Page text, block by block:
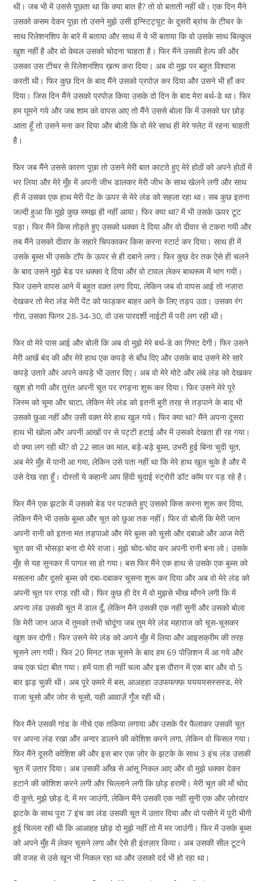
थी। जब भी में उससे पूछता था कि क्या बात है? तो वो बताती नहीं थी। एक दिन मैंने
उसको कसम देकर पूछा तो उसने मुझे उसी इन्स्टिट्यूट के दूसरी ब्रांच के टीचर के
साथ रिलेशनशिप के बारे में बताया और साथ में ये भी बताया कि वो उसके साथ बिल्कुल
खुश नहीं है और वो केवल उसको चोदना चाहता है। फिर मैंने उसकी हेल्प की और
उसका उस टीचर से रिलेशनशिप ख़त्म करा दिया। अब वो मुझ पर बहुत विश्वास
करती थी। फिर कुछ दिन के बाद मैंने उसको प्रपोज़ कर दिया और उसने भी हाँ कर
दिया। जिस दिन मैंने उसको प्रपोज़ किया उसके दो दिन के बाद मेरा बर्थ-डे था। फिर
हम घूमने गये और जब शाम को वापस आए तो मैंने उससे बोला कि में उसको घर छोड़
आता हूँ तो उसने मना कर दिया और बोली कि वो मेरे साथ ही मेरे फ्लेट में रहना चाहती
है।
फिर जब मैंने उससे कारण पूछा तो उसने मेरी बात काटते हुए मेरे होठों को अपने होठों में
भर लिया और मेरे मुँह में अपनी जीभ डालकर मेरी जीभ के साथ खेलने लगी और साथ
ही में उसका एक हाथ मेरी पेंट के ऊपर से मेरे लंड को सहला रहा था। सब कुछ इतना
जल्दी हुआ कि मुझे कुछ समझ ही नहीं आया। फिर क्या था? में भी उसके ऊपर टूट
पड़ा। फिर मैंने किस तोड़ते हुए उसको धक्का दे दिया और वो दीवार से टकरा गयी और
तब मैंने उसको दीवार के सहारे चिपकाकर किस करना स्टार्ट कर दिया। साथ ही में
उसके बूब्स भी उसके टॉप के ऊपर से ही दबाने लगा। फिर कुछ देर तक ऐसे ही चलने
के बाद उसने मुझे बेड पर धक्का दे दिया और वो टावल लेकर बाथरूम में भाग गयी।
फिर उसने वापस आने में बहुत वक़्त लगा दिया, लेकिन जब वो वापस आई तो नज़ारा
देखकर तो मेरा लंड मेरी पेंट को फाड़कर बाहर आने के लिए तड़प उठा। उसका रंग
गोरा, उसका फिगर 28-34-30, वो उस पारदर्शी नाईटी में परी लग रही थी।
फिर वो मेरे पास आई और बोली कि अब वो मुझे मेरे बर्थ-डे का गिफ्ट देगी। फिर उसने
मेरी आखें बंद की और मेरे हाथ एक कपड़े से बाँध दिए और उसके बाद उसने मेरे सारे
कपड़े उतारे और अपने कपड़े भी उतार दिए। अब वो मेरे मोटे और लंबे लंड को देखकर
खुश हो गयी और तुरंत अपनी चूत पर रगड़ना शुरू कर दिया। फिर उसने मेरे पूरे
जिस्म को चूमा और चाटा, लेकिन मेरे लंड को इतनी बुरी तरह से तड़पाने के बाद भी
उसको छुआ नहीं और उसी वक़्त मेरे हाथ खुल गये। फिर क्या था? मैंने अपना दूसरा
हाथ भी खोला और अपनी आखों पर से पट्टी हटाई और में उसको देखता ही रह गया।
वो क्या लग रही थी? वो 22 साल का माल, बड़े-बड़े बूब्स, उभरी हुई बिना चुदी चूत,
अब मेरे मुँह में पानी आ गया, लेकिन उसे पता नहीं था कि मेरे हाथ खुल चुके है और में
उसे देख रहा हूँ। दोस्तों ये कहानी आप हिंदी चुदाई स्ट्रोरी डॉट कॉम पर पड़ रहे है।
फिर मैंने एक झटके में उसको बेड पर पटकते हुए उसको किस करना शुरू कर दिया,
लेकिन मैंने भी उसके बूब्स और चूत को छुआ तक नहीं। फिर वो बोली कि मेरी जान
अपनी रानी को इतना मत तड़पाओ और मेरे बूब्स को चूसो और दबाओ और आज मेरी
चूत का भी भोसड़ा बना दो मेरे राजा। मुझे चोद-चोद कर अपनी रानी बना लो। उसके
मुँह से यह सुनकर में पागल सा हो गया। बस फिर मैंने एक हाथ से उसके एक बूब्स को
मसलना और दूसरे बूब्स को दबा-दबाकर चूसना शुरू कर दिया और अब वो मेरे लंड को
अपनी चूत पर रगड़ रही थी। फिर कुछ ही देर में वो मुझसे भीख माँगने लगी कि में
अपना लंड उसकी चूत में डाल दूँ, लेकिन मैंने उसकी एक नहीं सुनी और उसको बोला
कि मेरी जान आज में तुमको तभी चोदूंगा जब तुम मेरे लंड महाराज को चूस-चूसकर
खुश कर दोगी। फिर उसने मेरे लंड को अपने मुँह में लिया और आइसक्रीम की तरह
चूसने लग गयी। फिर 20 मिनट तक चूसने के बाद हम 69 पोज़िशन में आ गये और
कब एक घंटा बीत गया। हमें पता ही नहीं चला और इस दौरान में एक बार और वो 5
बार झड़ चुकी थी। अब पूरे कमरे में बस, आअहहा उउफफफ्फ़ ययययसस्सस्ड, मेरे
राजा चूसो और जोर से चूसो, यही आवाज़ें गूँज रही थी।
फिर मैंने उसकी गांड के नीचे एक तकिया लगाया और उसके पैर फैलाकर उसकी चूत
पर अपना लंड रखा और अन्दर डालने की कोशिश करने लगा, लेकिन वो फिसल गया।
फिर मैंने दूसरी कोशिश की और इस बार एक ज़ोर के झटके के साथ 3 इंच लंड उसकी
चूत में उतार दिया। अब उसकी आँख से आंसू निकल आए और वो मुझे धक्का देकर
हटाने की कोशिश करने लगी और चिल्लाने लगी कि छोड़ हरामी। मेरी चूत की माँ चोद
दी कुत्ते, मुझे छोड़ दे, में मर जाउंगी, लेकिन मैंने उसकी एक नहीं सुनी एक और ज़ोरदार
झटके के साथ पूरा 7 इंच का लंड उसकी चूत में उतार दिया और वो पसीने में पूरी भीगी
हुई चिल्ला रही थी कि आआहह छोड़ दो मुझे नहीं तो में मर जाउंगी। फिर में उसके बूब्स
को अपने मुँह में लेकर चूसने लगा और ऐसे ही इंतज़ार किया। अब उसकी सील टूटने
की वजह से उसे खून भी निकल रहा था और उसको दर्द भी हो रहा था।